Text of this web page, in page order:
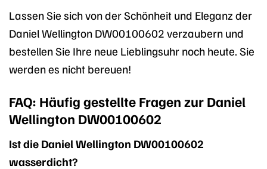
Lassen Sie sich von der Schönheit und Eleganz der
Daniel Wellington DW00100602 verzaubern und
bestellen Sie Ihre neue Lieblingsuhr noch heute. Sie
werden es nicht bereuen!
FAQ: Häufig gestellte Fragen zur Daniel
Wellington DW00100602
Ist die Daniel Wellington DW00100602
wasserdicht?